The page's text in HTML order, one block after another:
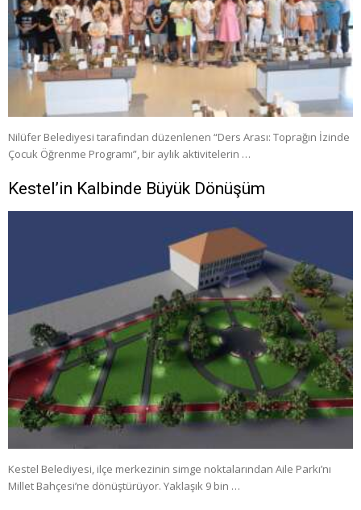
Nilüfer Belediyesi tarafından düzenlenen “Ders Arası: Toprağın İzinde
Çocuk Öğrenme Programı”, bir aylık aktivitelerin …
Kestel’in Kalbinde Büyük Dönüşüm
Kestel Belediyesi, ilçe merkezinin simge noktalarından Aile Parkı’nı
Millet Bahçesi’ne dönüştürüyor. Yaklaşık 9 bin …